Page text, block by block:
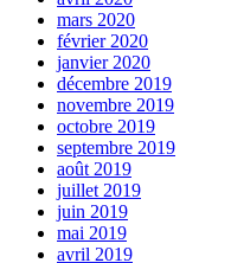
mars 2020
février 2020
janvier 2020
décembre 2019
novembre 2019
octobre 2019
septembre 2019
août 2019
juillet 2019
juin 2019
mai 2019
avril 2019